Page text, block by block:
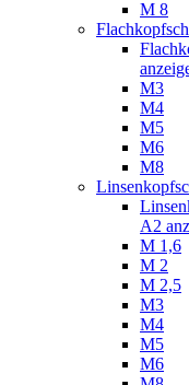
M 8
M3
M4
M5
M6
M8
A2
M 1,6
M 2
M 2,5
M3
M4
M5
M6